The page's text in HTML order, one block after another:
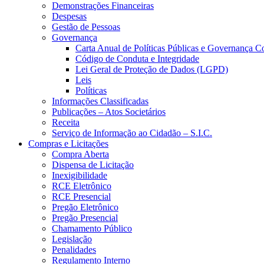
Demonstrações Financeiras
Despesas
Gestão de Pessoas
Governança
Carta Anual de Políticas Públicas e Governança
Código de Conduta e Integridade
Lei Geral de Proteção de Dados (LGPD)
Leis
Políticas
Informações Classificadas
Publicações – Atos Societários
Receita
Serviço de Informação ao Cidadão – S.I.C.
Compras e Licitações
Compra Aberta
Dispensa de Licitação
Inexigibilidade
RCE Eletrônico
RCE Presencial
Pregão Eletrônico
Pregão Presencial
Chamamento Público
Legislação
Penalidades
Regulamento Interno